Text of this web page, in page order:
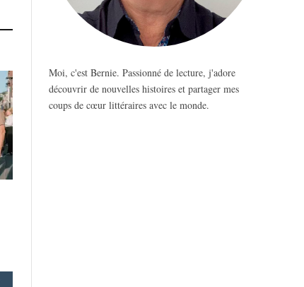
Moi, c'est Bernie. Passionné de lecture, j'adore
découvrir de nouvelles histoires et partager mes
coups de cœur littéraires avec le monde.